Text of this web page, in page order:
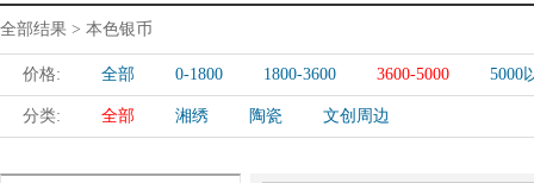
全部结果 > 本色银币
价格: 全部 0-1800 1800-3600 3600-5000 5000
分类: 全部 湘绣 陶瓷 文创周边